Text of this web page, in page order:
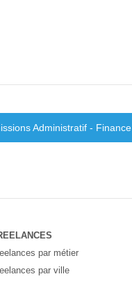
Administratif - Finance
par métier
par ville